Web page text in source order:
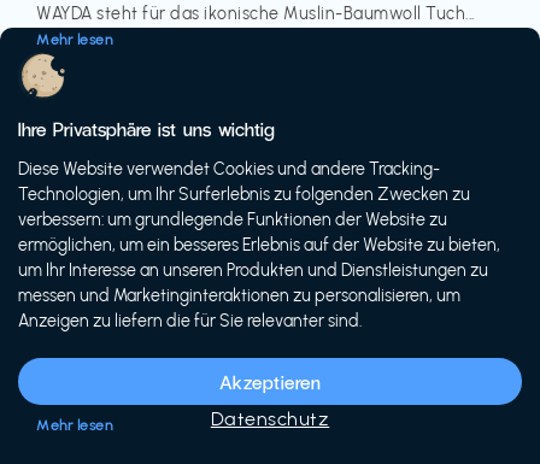
WAYDA steht für das ikonische Muslin-Baumwoll Tuch...
Mehr lesen
-20%
Siech Cycles
Entdecke den Schweizer Brand für urbane Fahrräder...
Mehr lesen
Ihre Privatsphäre ist uns wichtig
Diese Website verwendet Cookies und andere Tracking-
Technologien, um Ihr Surferlebnis zu folgenden Zwecken zu
verbessern: um grundlegende Funktionen der Website zu
ermöglichen, um ein besseres Erlebnis auf der Website zu bieten,
um Ihr Interesse an unseren Produkten und Dienstleistungen zu
messen und Marketinginteraktionen zu personalisieren, um
Anzeigen zu liefern die für Sie relevanter sind.
Akzeptieren
Datenschutz